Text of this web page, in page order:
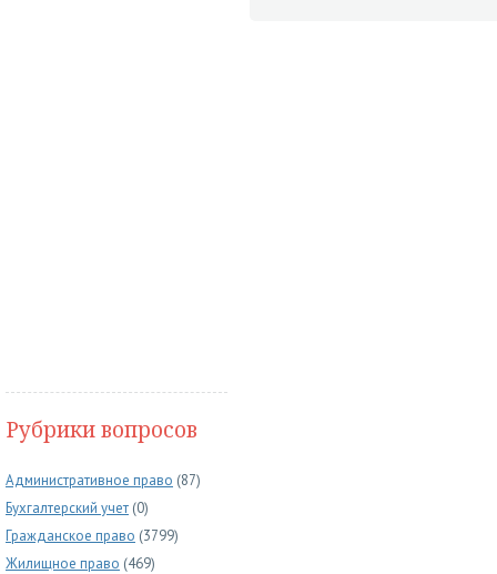
Рубрики вопросов
Административное право (87)
Бухгалтерский учет (0)
Гражданское право (3799)
Жилищное право (469)